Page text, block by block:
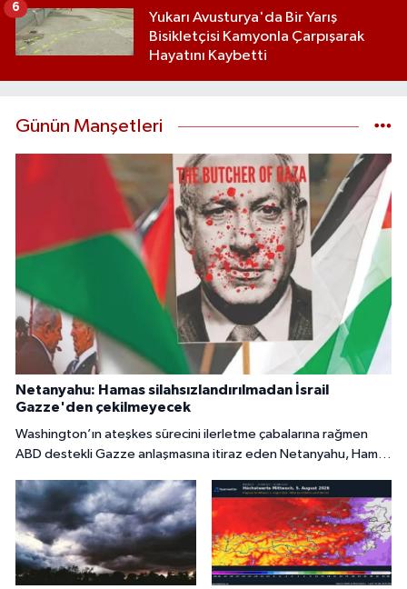
Yukarı Avusturya'da Bir Yarış
Bisikletçisi Kamyonla Çarpışarak
Hayatını Kaybetti
6
Günün Manşetleri
Netanyahu: Hamas silahsızlandırılmadan İsrail
Gazze'den çekilmeyecek
Washington’ın ateşkes sürecini ilerletme çabalarına rağmen
ABD destekli Gazze anlaşmasına itiraz eden Netanyahu, Hamas
çekilmeyeceğini söyledi.